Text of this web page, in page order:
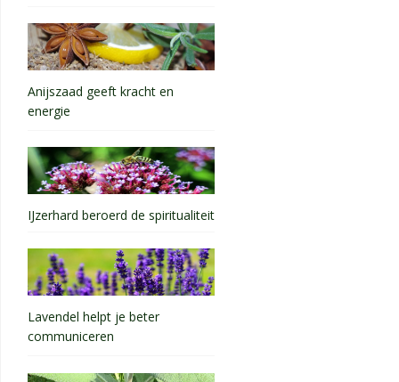
Anijszaad geeft kracht en
energie
IJzerhard beroerd de spiritualiteit
Lavendel helpt je beter
communiceren